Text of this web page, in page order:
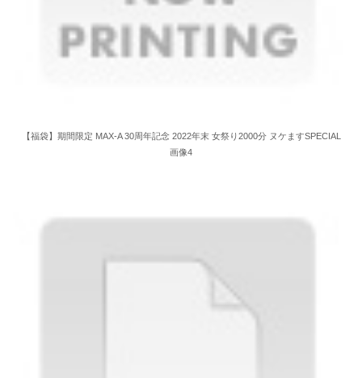
【福袋】期間限定 MAX-A 30周年記念 2022年末 女祭り2000分 ヌケますSPECIAL
画像4